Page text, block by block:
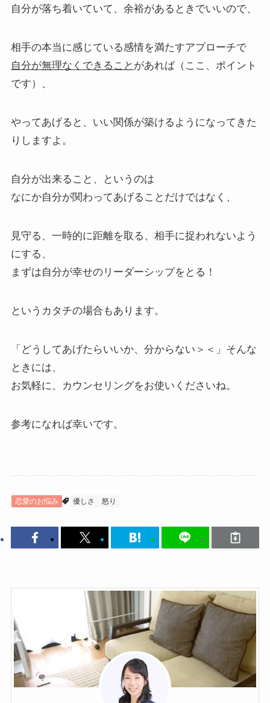
自分が落ち着いていて、余裕があるときでいいので、
相手の本当に感じている感情を満たすアプローチで
自分が無理なくできること があれば（ここ、ポイント
です）、
やってあげると、いい関係が築けるようになってきた
りしますよ。
自分が出来ること、というのは
なにか自分が関わってあげることだけではなく、
見守る、一時的に距離を取る、相手に捉われないよう
にする、
まずは自分が幸せのリーダーシップをとる！
というカタチの場合もあります。
「どうしてあげたらいいか、分からない＞＜」そんな
ときには、
お気軽に、カウンセリングをお使いくださいね。
参考になれば幸いです。
恋愛のお悩み 優しさ 怒り